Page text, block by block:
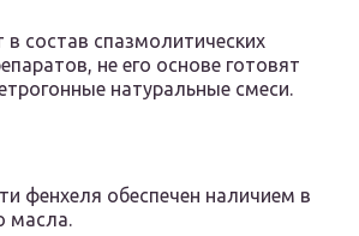
в состав спазмолитических
не его основе готовят
натуральные смеси.
фенхеля обеспечен наличием в
масла.